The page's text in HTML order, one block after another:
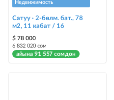
сиздин мүлкүңүздү
сатууга жардам берет
Недвижимость
Сатуу · 2-бөлм. бат., 78
м2, 11 кабат / 16
$ 78 000
6 832 020 сом
айына 91 557 сомдон